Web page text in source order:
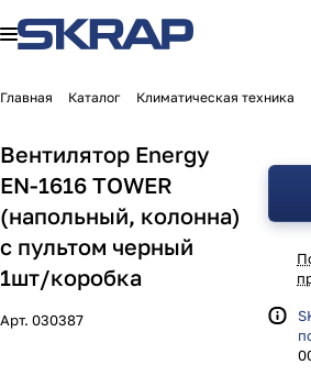
Главная Каталог Климатическая техника
Вентилятор Energy
EN-1616 TOWER
(напольный, колонна)
с пультом черный
1шт/коробка
Арт. 030387